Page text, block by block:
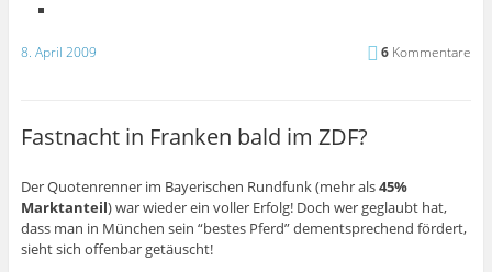
8. April 2009 6 Kommentare
Fastnacht in Franken bald im ZDF?
Der Quotenrenner im Bayerischen Rundfunk (mehr als45%
Marktanteil) war wieder ein voller Erfolg! Doch wer geglaubt hat,
dass man in München sein “bestes Pferd” dementsprechend fördert,
sieht sich offenbar getäuscht!